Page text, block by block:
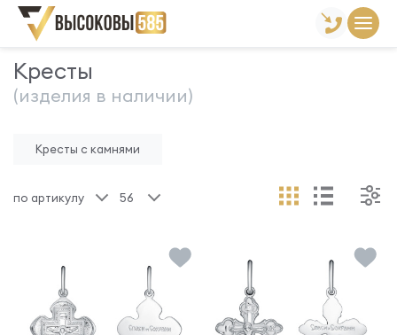
Главная Склад готовой продукции
Кресты
(изделия в наличии)
Кресты с камнями
по артикулу 56